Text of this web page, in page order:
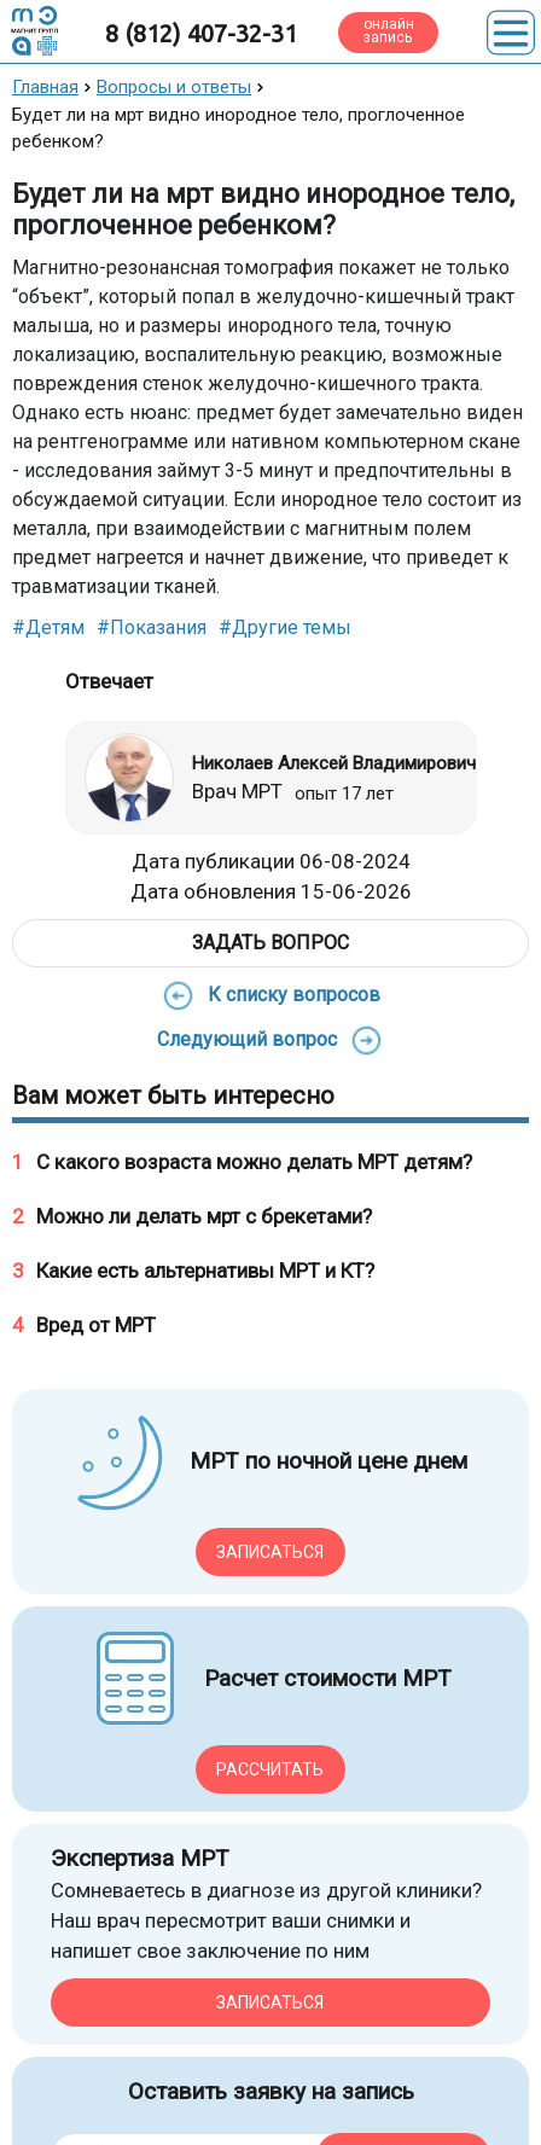
8 (812) 407-32-31 онлайн
запись
Главная
Вопросы и ответы
Будет ли на мрт видно инородное тело, проглоченное
ребенком?
МРТ по ночной цене днем
ЗАПИСАТЬСЯ
Расчет стоимости МРТ
РАССЧИТАТЬ
Экспертиза МРТ
Сомневаетесь в диагнозе из другой клиники?
Наш врач пересмотрит ваши снимки и
напишет свое заключение по ним
ЗАПИСАТЬСЯ
Оставить заявку на запись
Будет ли на мрт видно инородное тело,
проглоченное ребенком?
Магнитно-резонансная томография покажет не только
“объект”, который попал в желудочно-кишечный тракт
малыша, но и размеры инородного тела, точную
локализацию, воспалительную реакцию, возможные
повреждения стенок желудочно-кишечного тракта.
Однако есть нюанс: предмет будет замечательно виден
на рентгенограмме или нативном компьютерном скане
- исследования займут 3-5 минут и предпочтительны в
обсуждаемой ситуации. Если инородное тело состоит из
металла, при взаимодействии с магнитным полем
предмет нагреется и начнет движение, что приведет к
травматизации тканей.
#Детям #Показания #Другие темы
Отвечает
Николаев Алексей Владимирович
Врач МРТ опыт 17 лет
Дата публикации 06-08-2024
Дата обновления 15-06-2026
ЗАДАТЬ ВОПРОС
К списку вопросов
Следующий вопрос
Вам может быть интересно
1 С какого возраста можно делать МРТ детям?
2 Можно ли делать мрт с брекетами?
3 Какие есть альтернативы МРТ и КТ?
4 Вред от МРТ